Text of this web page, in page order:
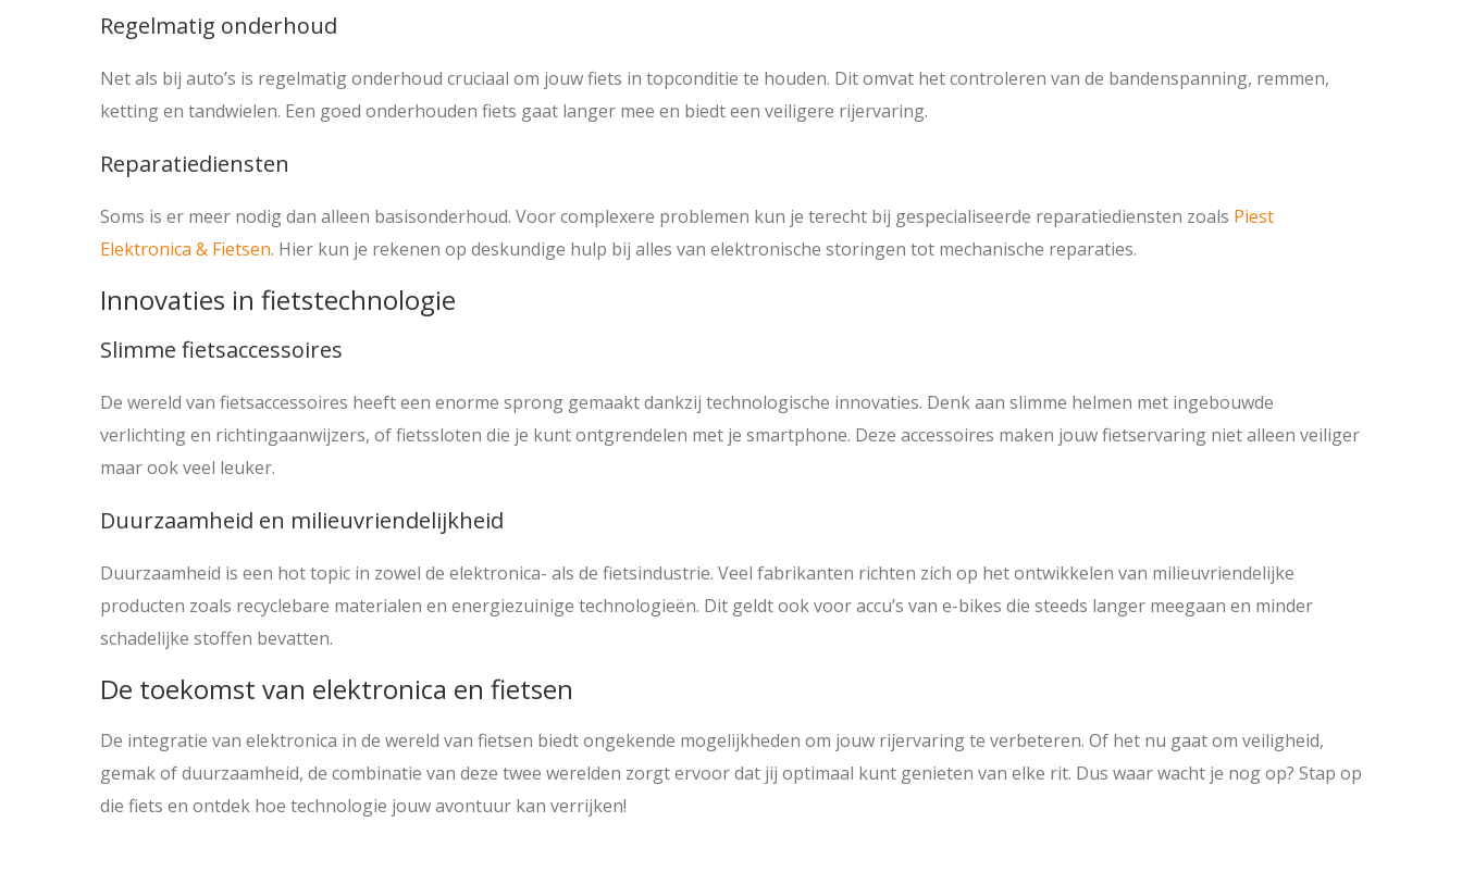
Regelmatig onderhoud
Net als bij auto’s is regelmatig onderhoud cruciaal om jouw fiets in topconditie te houden. Dit omvat het controleren van de bandenspanning, remmen,
ketting en tandwielen. Een goed onderhouden fiets gaat langer mee en biedt een veiligere rijervaring.
Reparatiediensten
Soms is er meer nodig dan alleen basisonderhoud. Voor complexere problemen kun je terecht bij gespecialiseerde reparatiediensten zoals Piest
Elektronica & Fietsen. Hier kun je rekenen op deskundige hulp bij alles van elektronische storingen tot mechanische reparaties.
Innovaties in fietstechnologie
Slimme fietsaccessoires
De wereld van fietsaccessoires heeft een enorme sprong gemaakt dankzij technologische innovaties. Denk aan slimme helmen met ingebouwde
verlichting en richtingaanwijzers, of fietssloten die je kunt ontgrendelen met je smartphone. Deze accessoires maken jouw fietservaring niet alleen veiliger
maar ook veel leuker.
Duurzaamheid en milieuvriendelijkheid
Duurzaamheid is een hot topic in zowel de elektronica- als de fietsindustrie. Veel fabrikanten richten zich op het ontwikkelen van milieuvriendelijke
producten zoals recyclebare materialen en energiezuinige technologieën. Dit geldt ook voor accu’s van e-bikes die steeds langer meegaan en minder
schadelijke stoffen bevatten.
De toekomst van elektronica en fietsen
De integratie van elektronica in de wereld van fietsen biedt ongekende mogelijkheden om jouw rijervaring te verbeteren. Of het nu gaat om veiligheid,
gemak of duurzaamheid, de combinatie van deze twee werelden zorgt ervoor dat jij optimaal kunt genieten van elke rit. Dus waar wacht je nog op? Stap op
die fiets en ontdek hoe technologie jouw avontuur kan verrijken!